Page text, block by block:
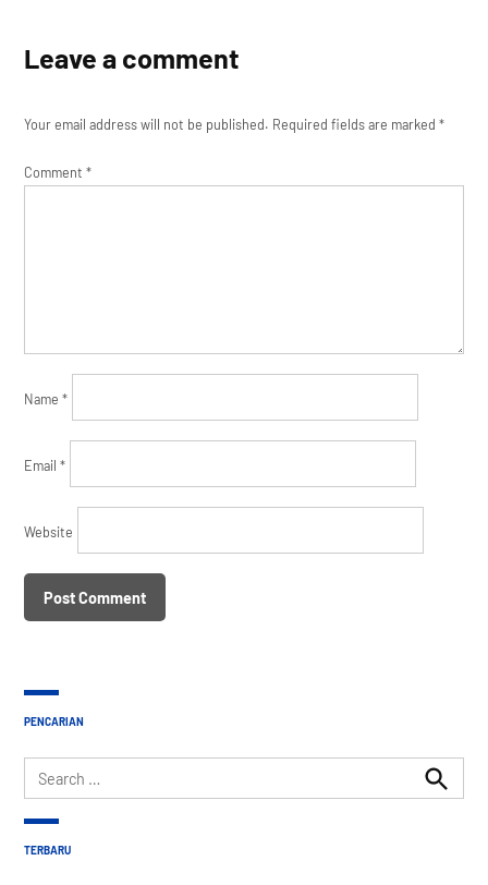
Leave a comment
Your email address will not be published. Required fields are marked*
Comment*
Name*
Email*
Website
PENCARIAN
Search
for:
Search
TERBARU